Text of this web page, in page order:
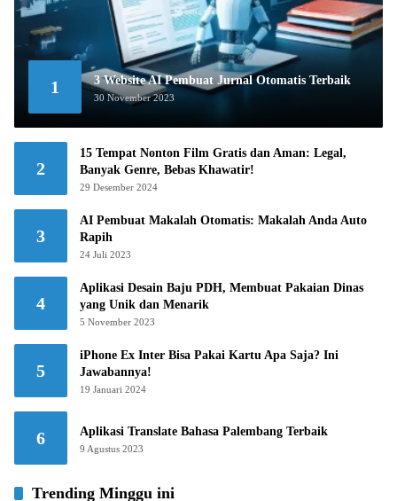
1 3 Website AI Pembuat Jurnal Otomatis Terbaik
30 November 2023
2
15 Tempat Nonton Film Gratis dan Aman: Legal,
Banyak Genre, Bebas Khawatir!
29 Desember 2024
3
AI Pembuat Makalah Otomatis: Makalah Anda Auto
Rapih
24 Juli 2023
4
Aplikasi Desain Baju PDH, Membuat Pakaian Dinas
yang Unik dan Menarik
5 November 2023
5
iPhone Ex Inter Bisa Pakai Kartu Apa Saja? Ini
Jawabannya!
19 Januari 2024
6 Aplikasi Translate Bahasa Palembang Terbaik
9 Agustus 2023
Trending Minggu ini